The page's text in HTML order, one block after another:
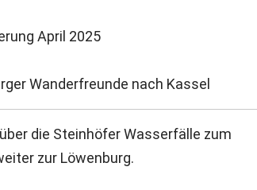
Wanderfreunde nach Kassel
die Steinhöfer Wasserfälle zum
zur Löwenburg.